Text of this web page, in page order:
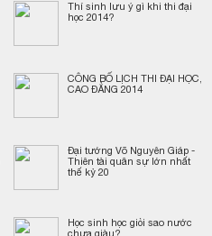
Thí sinh lưu ý gì khi thi đại
học 2014?
CÔNG BỐ LỊCH THI ĐẠI HỌC,
CAO ĐẲNG 2014
Đại tướng Võ Nguyên Giáp -
Thiên tài quân sự lớn nhất
thế kỷ 20
Học sinh học giỏi sao nước
chưa giàu?